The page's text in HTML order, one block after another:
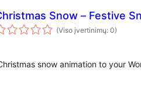
Snow – Festive
(Viso įvertinimų: 0)
snow animation to your